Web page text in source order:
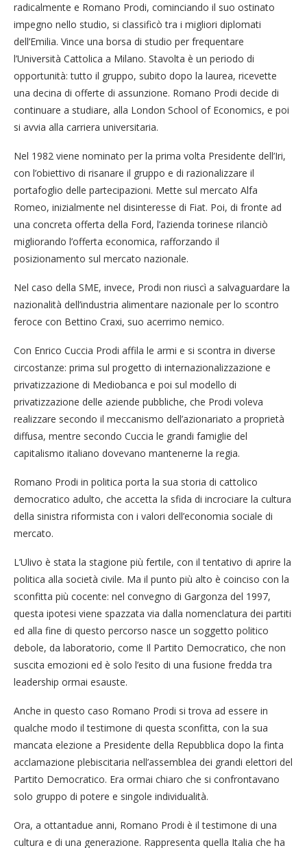
radicalmente e Romano Prodi, cominciando il suo ostinato
impegno nello studio, si classificò tra i migliori diplomati
dell’Emilia. Vince una borsa di studio per frequentare
l’Università Cattolica a Milano. Stavolta è un periodo di
opportunità: tutto il gruppo, subito dopo la laurea, ricevette
una decina di offerte di assunzione. Romano Prodi decide di
continuare a studiare, alla London School of Economics, e poi
si avvia alla carriera universitaria.
Nel 1982 viene nominato per la prima volta Presidente dell’Iri,
con l’obiettivo di risanare il gruppo e di razionalizzare il
portafoglio delle partecipazioni. Mette sul mercato Alfa
Romeo, inizialmente nel disinteresse di Fiat. Poi, di fronte ad
una concreta offerta della Ford, l’azienda torinese rilanciò
migliorando l’offerta economica, rafforzando il
posizionamento sul mercato nazionale.
Nel caso della SME, invece, Prodi non riuscì a salvaguardare la
nazionalità dell’industria alimentare nazionale per lo scontro
feroce con Bettino Craxi, suo acerrimo nemico.
Con Enrico Cuccia Prodi affila le armi e si scontra in diverse
circostanze: prima sul progetto di internazionalizzazione e
privatizzazione di Mediobanca e poi sul modello di
privatizzazione delle aziende pubbliche, che Prodi voleva
realizzare secondo il meccanismo dell’azionariato a proprietà
diffusa, mentre secondo Cuccia le grandi famiglie del
capitalismo italiano dovevano mantenerne la regia.
Romano Prodi in politica porta la sua storia di cattolico
democratico adulto, che accetta la sfida di incrociare la cultura
della sinistra riformista con i valori dell’economia sociale di
mercato.
L’Ulivo è stata la stagione più fertile, con il tentativo di aprire la
politica alla società civile. Ma il punto più alto è coinciso con la
sconfitta più cocente: nel convegno di Gargonza del 1997,
questa ipotesi viene spazzata via dalla nomenclatura dei partiti
ed alla fine di questo percorso nasce un soggetto politico
debole, da laboratorio, come Il Partito Democratico, che non
suscita emozioni ed è solo l’esito di una fusione fredda tra
leadership ormai esauste.
Anche in questo caso Romano Prodi si trova ad essere in
qualche modo il testimone di questa sconfitta, con la sua
mancata elezione a Presidente della Repubblica dopo la finta
acclamazione plebiscitaria nell’assemblea dei grandi elettori del
Partito Democratico. Era ormai chiaro che si confrontavano
solo gruppo di potere e singole individualità.
Ora, a ottantadue anni, Romano Prodi è il testimone di una
cultura e di una generazione. Rappresenta quella Italia che ha